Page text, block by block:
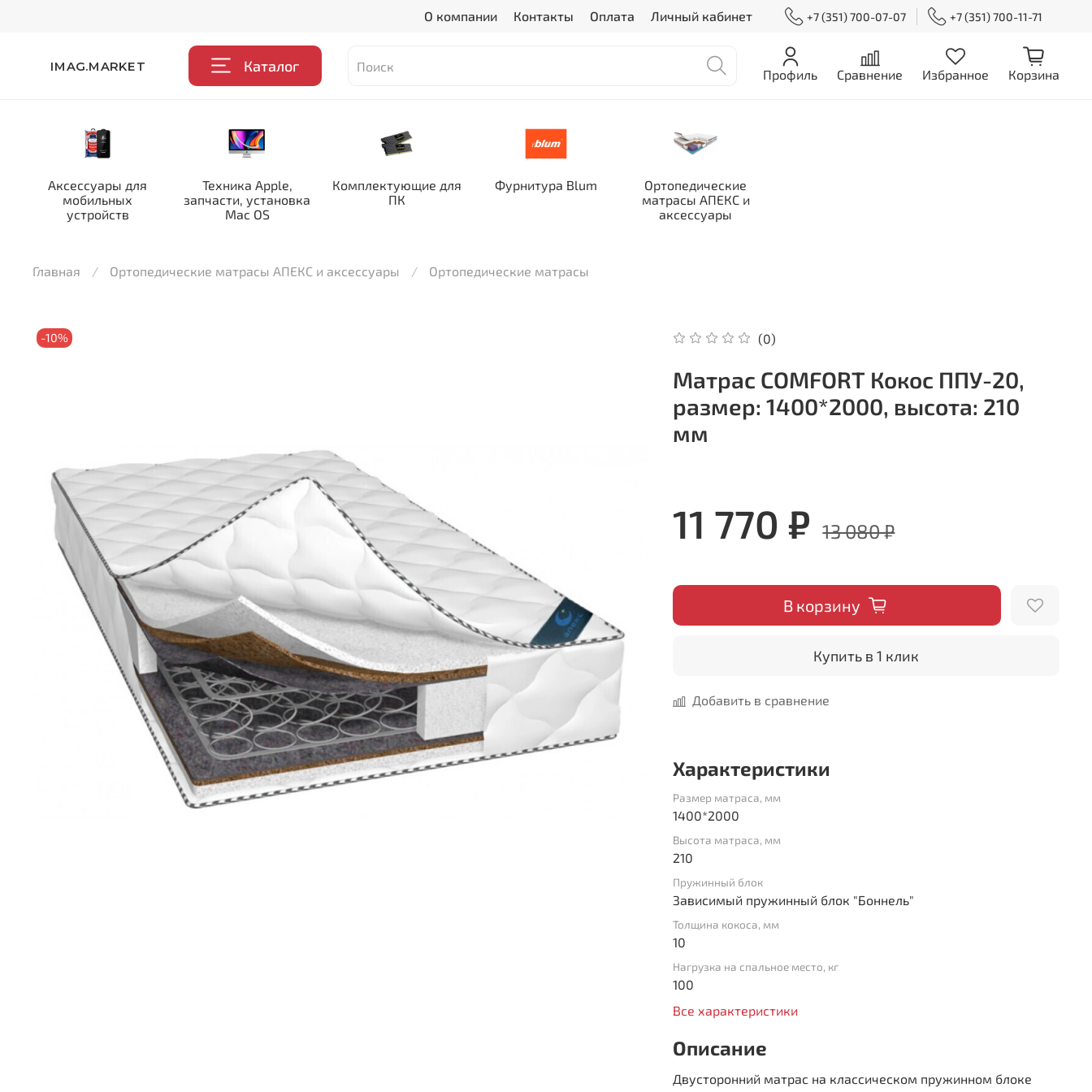
О компании Контакты Оплата Личный кабинет +7 (351) 700-07-07 +7 (351) 700-11-71
IMAG.MARKET Каталог Профиль Сравнение Избранное Корзина
Аксессуары для
мобильных
устройств
Техника Apple,
запчасти, установка
Mac OS
Комплектующие для
ПК
Фурнитура Blum
Ортопедические
матрасы АПЕКС и
аксессуары
Главная Ортопедические матрасы АПЕКС и аксессуары Ортопедические матрасы
-10% (0)
Матрас COMFORT Кокос ППУ-20,
размер: 1400*2000, высота: 210
мм
11 770 ₽ 13 080 ₽
В корзину
Купить в 1 клик
Добавить в сравнение
Характеристики
Размер матраса, мм
1400*2000
Высота матраса, мм
210
Пружинный блок
Зависимый пружинный блок "Боннель"
Толщина кокоса, мм
10
Нагрузка на спальное место, кг
100
Все характеристики
Описание
Двусторонний матрас на классическом пружинном блоке